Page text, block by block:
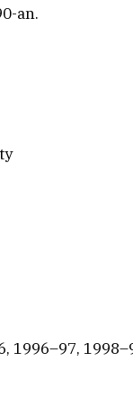
an.
1996–97,